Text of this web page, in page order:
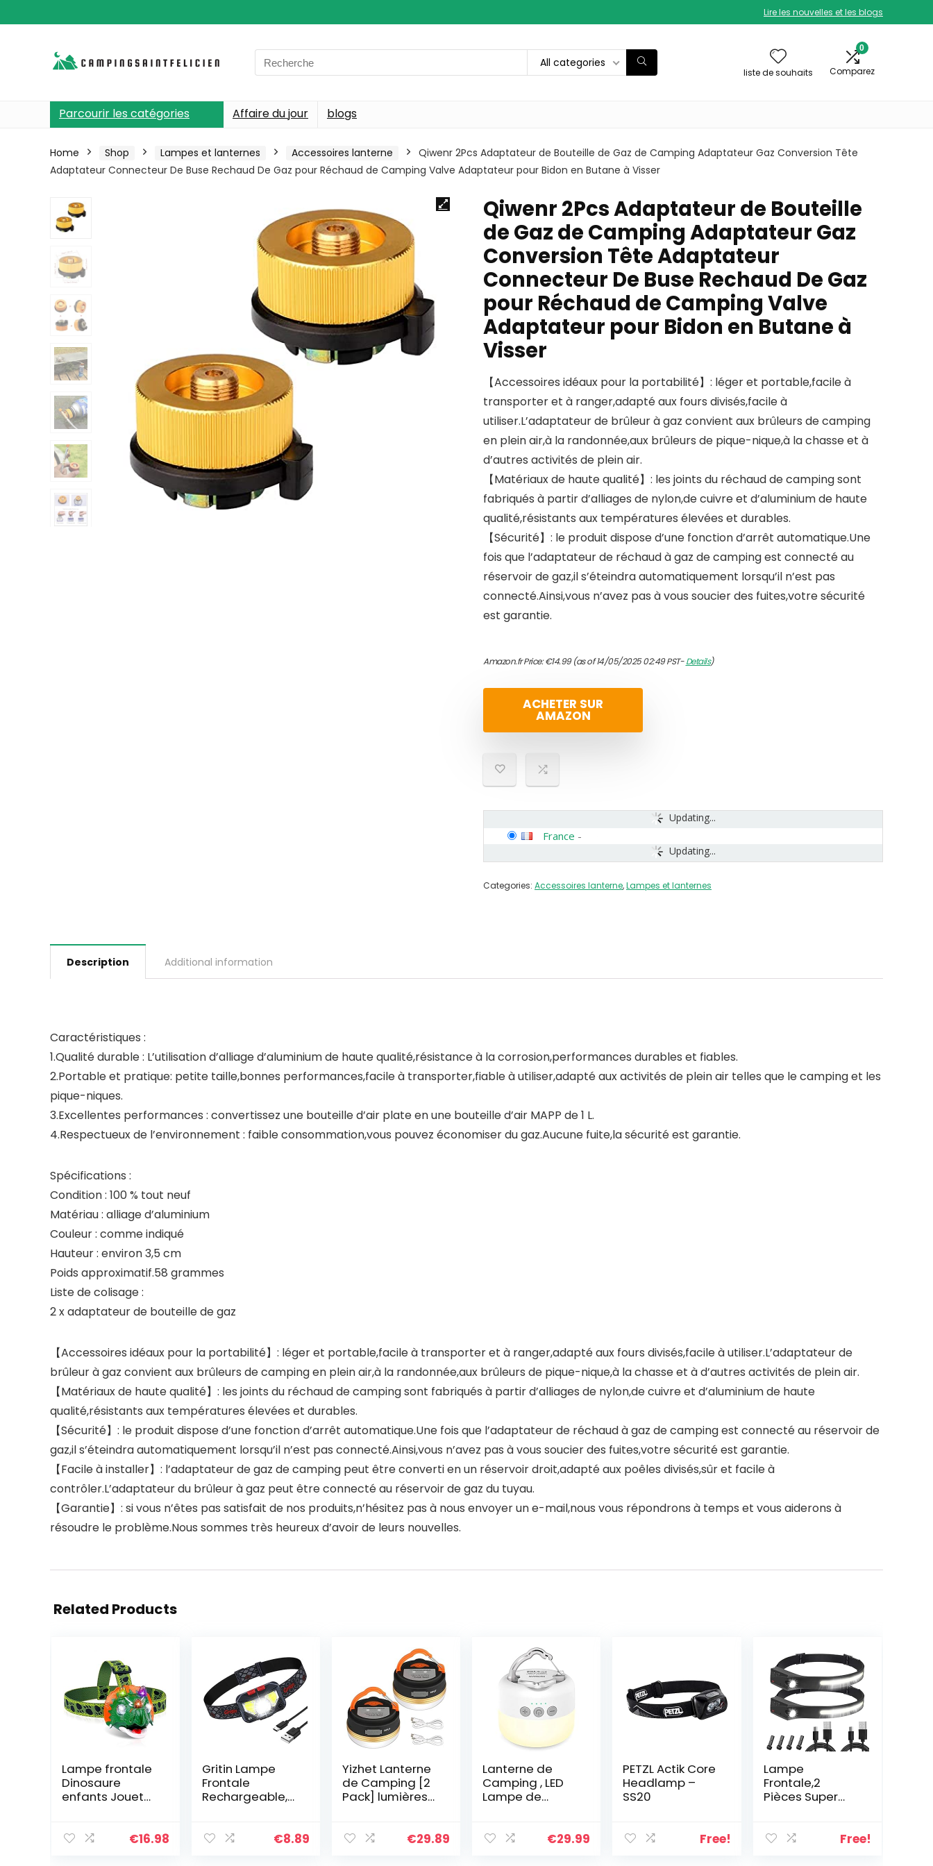
Lire les nouvelles et les blogs
Search
for:
All categories
liste de souhaits
0
Comparez
Parcourir les catégories Affaire du jour blogs
Home Shop Lampes et lanternes Accessoires lanterne
Qiwenr 2Pcs Adaptateur de Bouteille de Gaz de Camping Adaptateur Gaz Conversion Tête
Adaptateur Connecteur De Buse Rechaud De Gaz pour Réchaud de Camping Valve Adaptateur pour Bidon en Butane à Visser
Qiwenr 2Pcs Adaptateur de Bouteille
de Gaz de Camping Adaptateur Gaz
Conversion Tête Adaptateur
Connecteur De Buse Rechaud De Gaz
pour Réchaud de Camping Valve
Adaptateur pour Bidon en Butane à
Visser
【Accessoires idéaux pour la portabilité】: léger et portable,facile à
transporter et à ranger,adapté aux fours divisés,facile à
utiliser.L’adaptateur de brûleur à gaz convient aux brûleurs de camping
en plein air,à la randonnée,aux brûleurs de pique-nique,à la chasse et à
d’autres activités de plein air.
【Matériaux de haute qualité】: les joints du réchaud de camping sont
fabriqués à partir d’alliages de nylon,de cuivre et d’aluminium de haute
qualité,résistants aux températures élevées et durables.
【Sécurité】: le produit dispose d’une fonction d’arrêt automatique.Une
fois que l’adaptateur de réchaud à gaz de camping est connecté au
réservoir de gaz,il s’éteindra automatiquement lorsqu’il n’est pas
connecté.Ainsi,vous n’avez pas à vous soucier des fuites,votre sécurité
est garantie.
Amazon.fr Price:€14.99(as of 14/05/2025 02:49 PST-Details)
ACHETER SUR
AMAZON
Updating...
Updating...
France -
Categories: Accessoires lanterne,Lampes et lanternes
Description Additional information
Caractéristiques :
1.Qualité durable : L’utilisation d’alliage d’aluminium de haute qualité,résistance à la corrosion,performances durables et fiables.
2.Portable et pratique: petite taille,bonnes performances,facile à transporter,fiable à utiliser,adapté aux activités de plein air telles que le camping et les
pique-niques.
3.Excellentes performances : convertissez une bouteille d’air plate en une bouteille d’air MAPP de 1 L.
4.Respectueux de l’environnement : faible consommation,vous pouvez économiser du gaz.Aucune fuite,la sécurité est garantie.
Spécifications :
Condition : 100 % tout neuf
Matériau : alliage d’aluminium
Couleur : comme indiqué
Hauteur : environ 3,5 cm
Poids approximatif.58 grammes
Liste de colisage :
2 x adaptateur de bouteille de gaz
【Accessoires idéaux pour la portabilité】: léger et portable,facile à transporter et à ranger,adapté aux fours divisés,facile à utiliser.L’adaptateur de
brûleur à gaz convient aux brûleurs de camping en plein air,à la randonnée,aux brûleurs de pique-nique,à la chasse et à d’autres activités de plein air.
【Matériaux de haute qualité】: les joints du réchaud de camping sont fabriqués à partir d’alliages de nylon,de cuivre et d’aluminium de haute
qualité,résistants aux températures élevées et durables.
【Sécurité】: le produit dispose d’une fonction d’arrêt automatique.Une fois que l’adaptateur de réchaud à gaz de camping est connecté au réservoir de
gaz,il s’éteindra automatiquement lorsqu’il n’est pas connecté.Ainsi,vous n’avez pas à vous soucier des fuites,votre sécurité est garantie.
【Facile à installer】: l’adaptateur de gaz de camping peut être converti en un réservoir droit,adapté aux poêles divisés,sûr et facile à
contrôler.L’adaptateur du brûleur à gaz peut être connecté au réservoir de gaz du tuyau.
【Garantie】: si vous n’êtes pas satisfait de nos produits,n’hésitez pas à nous envoyer un e-mail,nous vous répondrons à temps et vous aiderons à
résoudre le problème.Nous sommes très heureux d’avoir de leurs nouvelles.
Related Products
Lampe frontale
Dinosaure
enfants Jouet
modes Lampe
€16.98
Gritin Lampe
Frontale
Rechargeable,
Torche Frontale
€8.89
Yizhet Lanterne
de Camping [2
Pack] lumières
Batterie,
€29.89
Lanterne de
Camping , LED
Lampe de
5200mAh et 4
€29.99
PETZL Actik Core
Headlamp –
SS20
Free!
Lampe
Frontale,2
Pièces Super
Mouvement
Free!